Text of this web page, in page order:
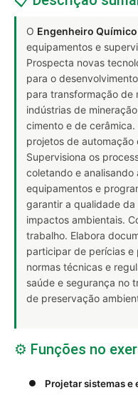
O Engenheiro
equipamentos e
Prospecta novas
para o
para transformação de
indústrias de
cimento e de
projetos de automação
Supervisiona os
coletando e
equipamentos e
garantir a qualidade
impactos ambientais.
trabalho. Elabora
participar de perícias e
normas técnicas e
saúde e segurança no
de preservação
⚙️ Funções no
Projetar sistemas e